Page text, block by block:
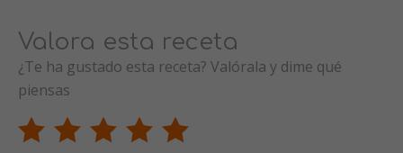
Valora esta receta
¿Te ha gustado esta receta? Valórala y dime qué
piensas